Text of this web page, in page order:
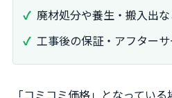
廃材処分や養生・搬入出な
工事後の保証・アフター
「コミコミ価格」となってい